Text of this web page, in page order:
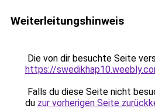
Weiterleitungshinweis
Die von dir besuchte Seite
https://
Falls du diese Seite nicht
du zur vorherigen Seite